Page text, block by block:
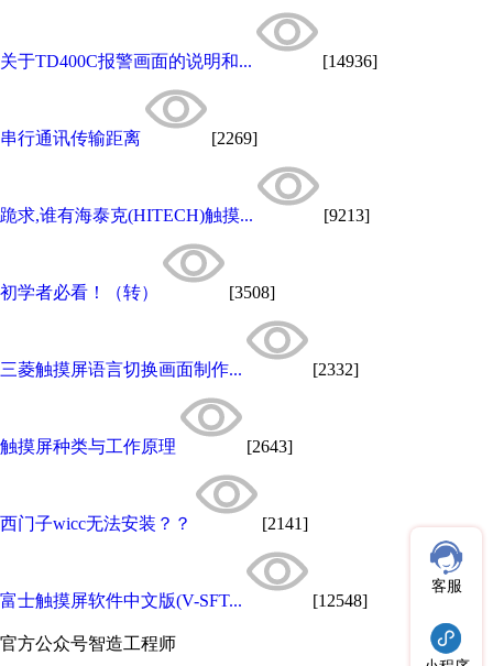
关于TD400C报警画面的说明和... [14936]
串行通讯传输距离 [2269]
跪求,谁有海泰克(HITECH)触摸... [9213]
初学者必看！（转） [3508]
三菱触摸屏语言切换画面制作... [2332]
触摸屏种类与工作原理 [2643]
西门子wicc无法安装？？ [2141]
富士触摸屏软件中文版(V-SFT... [12548]
官方公众号智造工程师
客服